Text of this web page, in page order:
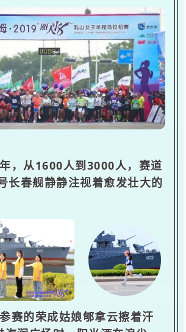
，从1600人到3000人，赛道
长春舰静静注视着愈发壮大的
赛的荣成姑娘郇拿云擦着汗